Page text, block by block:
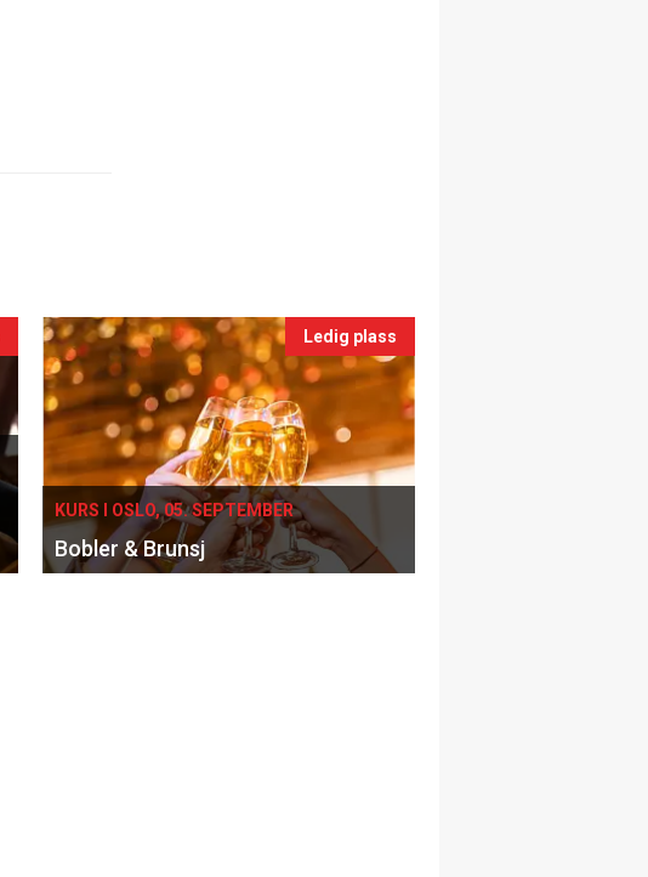
Ledig plass
KURS I OSLO, 05. SEPTEMBER
Bobler & Brunsj